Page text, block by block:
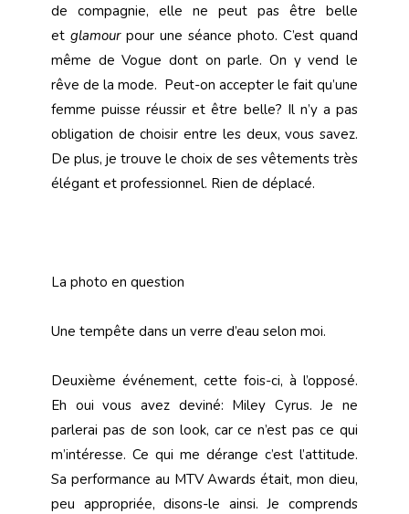
de compagnie, elle ne peut pas être belle
et glamourpour une séance photo. C’est quand
même de Vogue dont on parle. On y vend le
rêve de la mode. Peut-on accepter le fait qu’une
femme puisse réussir et être belle? Il n’y a pas
obligation de choisir entre les deux, vous savez.
De plus, je trouve le choix de ses vêtements très
élégant et professionnel. Rien de déplacé.
La photo en question
Une tempête dans un verre d’eau selon moi.
Deuxième événement, cette fois-ci, à l’opposé.
Eh oui vous avez deviné: Miley Cyrus. Je ne
parlerai pas de son look, car ce n’est pas ce qui
m’intéresse. Ce qui me dérange c’est l’attitude.
Sa performance au MTV Awards était, mon dieu,
peu appropriée, disons-le ainsi. Je comprends